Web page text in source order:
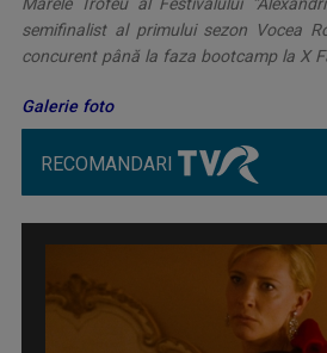
Marele Trofeu al Festivalului
semifinalist al primului sezon Vocea
concurent până la faza bootcamp la X
Galerie foto
RECOMANDARI